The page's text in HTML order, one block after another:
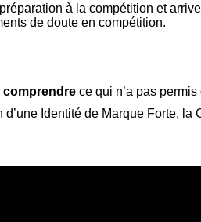
à la compétition et
de doute en compétition.
comprendre ce qui n’a pas
Identité de Marque Forte,